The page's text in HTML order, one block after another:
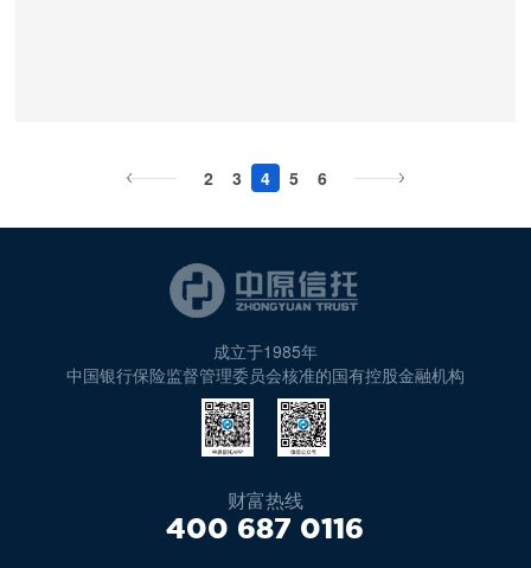
2 3 4 5 6
成立于1985年
中国银行保险监督管理委员会核准的国有控股金融机构
财富热线
400 687 0116